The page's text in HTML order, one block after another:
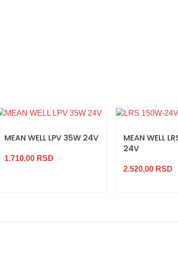
MEAN WELL LPV 35W 24V
1.710,00 RSD
MEAN WELL
24V
2.520,00 RSD